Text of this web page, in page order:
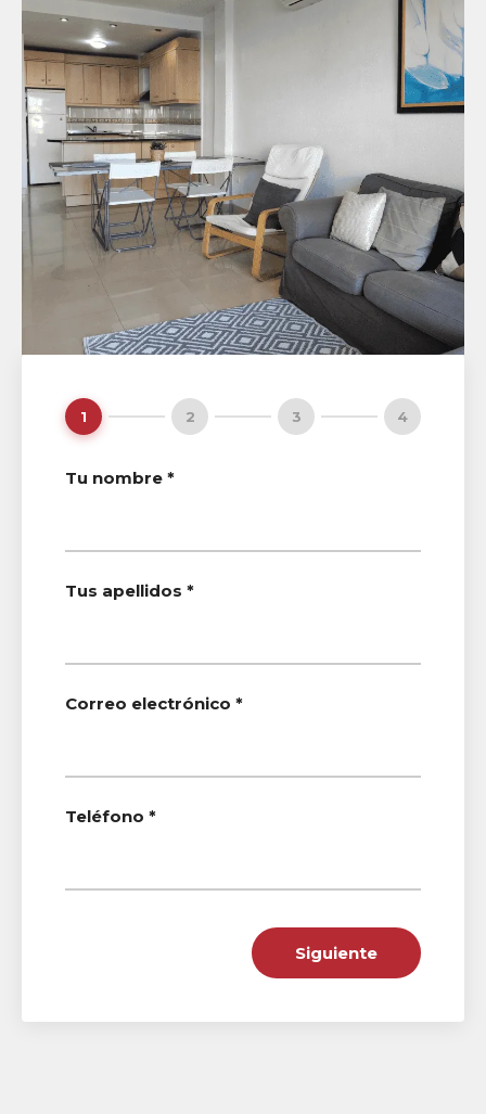
1 2 3 4
Tu nombre *
Tus apellidos *
Correo electrónico *
Teléfono *
Siguiente